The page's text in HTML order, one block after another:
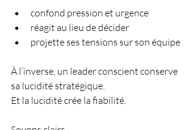
confond pression et urgence
réagit au lieu de décider
projette ses tensions sur son équipe
À l’inverse, un leader conscient conserve
sa lucidité stratégique.
Et la lucidité crée la fiabilité.